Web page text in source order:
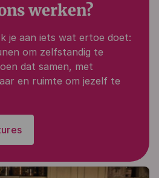
werken?
je aan iets wat ertoe doet:
om zelfstandig te
dat samen, met
en ruimte om jezelf te